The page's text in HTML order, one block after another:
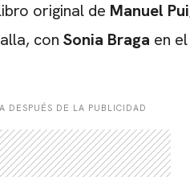
original de Manuel
con Sonia Braga en
DESPUÉS DE LA PUBLICIDAD